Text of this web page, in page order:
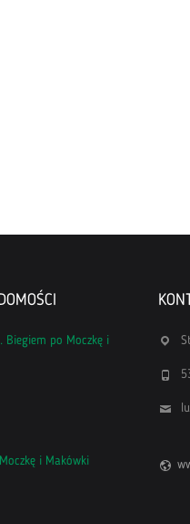
Biegiem po Moczkę i
i Makówki